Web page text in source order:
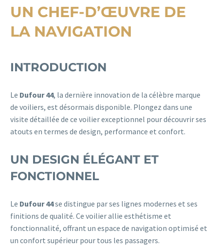
UN CHEF-D’ŒUVRE DE
LA NAVIGATION
INTRODUCTION
Le Dufour 44, la dernière innovation de la célèbre marque
de voiliers, est désormais disponible. Plongez dans une
visite détaillée de ce voilier exceptionnel pour découvrir ses
atouts en termes de design, performance et confort.
UN DESIGN ÉLÉGANT ET
FONCTIONNEL
Le Dufour 44se distingue par ses lignes modernes et ses
finitions de qualité. Ce voilier allie esthétisme et
fonctionnalité, offrant un espace de navigation optimisé et
un confort supérieur pour tous les passagers.